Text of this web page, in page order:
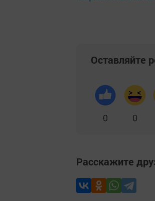
Оставляйте
0 0
Расскажите